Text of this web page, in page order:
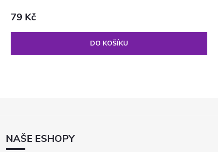
79 Kč
DO KOŠÍKU
ANAŠE ESHOPY